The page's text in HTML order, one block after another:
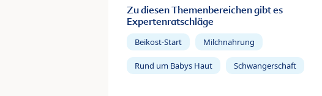
Zu diesen Themenbereichen gibt es
Expertenratschläge
Beikost-Start Milchnahrung
Rund um Babys Haut Schwangerschaft